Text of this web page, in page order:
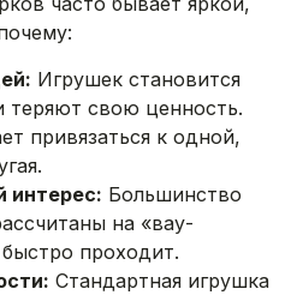
Игрушек становится
теряют свою ценность.
привязаться к одной,
интерес: Большинство
на «вау-
проходит.
Стандартная игрушка